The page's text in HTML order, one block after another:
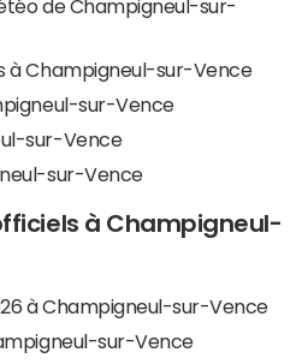
de Champigneul-sur-
à Champigneul-sur-Vence
sur-Vence
sur-Vence
sur-Vence
à Champigneul-
à Champigneul-sur-Vence
sur-Vence